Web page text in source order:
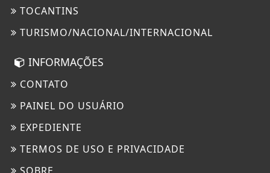
TOCANTINS
TURISMO/NACIONAL/INTERNACIONAL
INFORMAÇÕES
CONTATO
PAINEL DO USUÁRIO
EXPEDIENTE
TERMOS DE USO E PRIVACIDADE